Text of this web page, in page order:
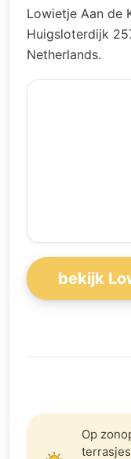
Lowietje Aan de
Huigsloterdijk
Netherlands.
bekijk
Op